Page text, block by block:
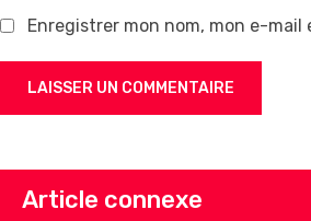
Enregistrer mon nom, mon e-
Article connexe